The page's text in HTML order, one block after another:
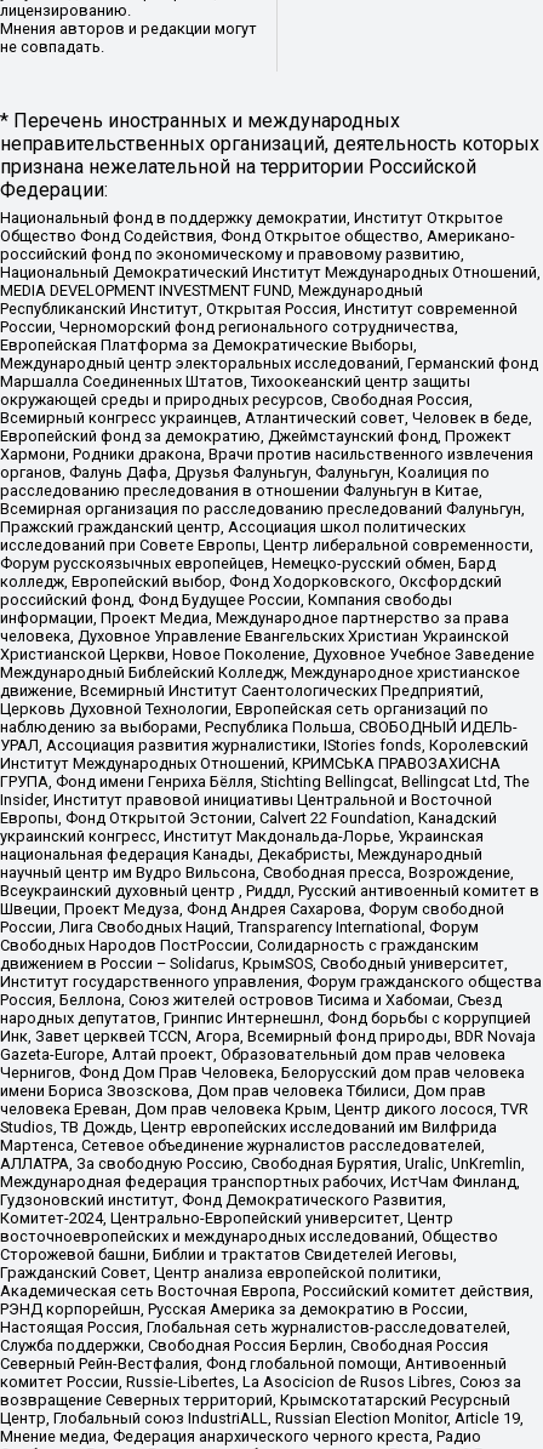
лицензированию.
Мнения авторов и редакции могут
не совпадать.
* Перечень иностранных и международных
неправительственных организаций, деятельность которых
признана нежелательной на территории Российской
Федерации:
Национальный фонд в поддержку демократии, Институт Открытое
Общество Фонд Содействия, Фонд Открытое общество, Американо-
российский фонд по экономическому и правовому развитию,
Национальный Демократический Институт Международных Отношений,
MEDIA DEVELOPMENT INVESTMENT FUND, Международный
Республиканский Институт, Открытая Россия, Институт современной
России, Черноморский фонд регионального сотрудничества,
Европейская Платформа за Демократические Выборы,
Международный центр электоральных исследований, Германский фонд
Маршалла Соединенных Штатов, Тихоокеанский центр защиты
окружающей среды и природных ресурсов, Свободная Россия,
Всемирный конгресс украинцев, Атлантический совет, Человек в беде,
Европейский фонд за демократию, Джеймстаунский фонд, Прожект
Хармони, Родники дракона, Врачи против насильственного извлечения
органов, Фалунь Дафа, Друзья Фалуньгун, Фалуньгун, Коалиция по
расследованию преследования в отношении Фалуньгун в Китае,
Всемирная организация по расследованию преследований Фалуньгун,
Пражский гражданский центр, Ассоциация школ политических
исследований при Совете Европы, Центр либеральной современности,
Форум русскоязычных европейцев, Немецко-русский обмен, Бард
колледж, Европейский выбор, Фонд Ходорковского, Оксфордский
российский фонд, Фонд Будущее России, Компания свободы
информации, Проект Медиа, Международное партнерство за права
человека, Духовное Управление Евангельских Христиан Украинской
Христианской Церкви, Новое Поколение, Духовное Учебное Заведение
Международный Библейский Колледж, Международное христианское
движение, Всемирный Институт Саентологических Предприятий,
Церковь Духовной Технологии, Европейская сеть организаций по
наблюдению за выборами, Республика Польша, СВОБОДНЫЙ ИДЕЛЬ-
УРАЛ, Ассоциация развития журналистики, IStories fonds, Королевский
Институт Международных Отношений, КРИМСЬКА ПРАВОЗАХИСНА
ГРУПА, Фонд имени Генриха Бёлля, Stichting Bellingcat, Bellingcat Ltd, The
Insider, Институт правовой инициативы Центральной и Восточной
Европы, Фонд Открытой Эстонии, Calvert 22 Foundation, Канадский
украинский конгресс, Институт Макдональда-Лорье, Украинская
национальная федерация Канады, Декабристы, Международный
научный центр им Вудро Вильсона, Свободная пресса, Возрождение,
Всеукраинский духовный центр , Риддл, Русский антивоенный комитет в
Швеции, Проект Медуза, Фонд Андрея Сахарова, Форум свободной
России, Лига Свободных Наций, Transparеncy International, Форум
Свободных Народов ПостРоссии, Солидарность с гражданским
движением в России – Solidarus, КрымSOS, Свободный университет,
Институт государственного управления, Форум гражданского общества
Россия, Беллона, Союз жителей островов Тисима и Хабомаи, Съезд
народных депутатов, Гринпис Интернешнл, Фонд борьбы с коррупцией
Инк, Завет церквей TCCN, Агора, Всемирный фонд природы, BDR Novaja
Gazeta-Europe, Алтай проект, Образовательный дом прав человека
Чернигов, Фонд Дом Прав Человека, Белорусский дом прав человека
имени Бориса Звозскова, Дом прав человека Тбилиси, Дом прав
человека Ереван, Дом прав человека Крым, Центр дикого лосося, TVR
Studios, ТВ Дождь, Центр европейских исследований им Вилфрида
Мартенса, Сетевое объединение журналистов расследователей,
АЛЛАТРА, За свободную Россию, Свободная Бурятия, Uralic, UnKremlin,
Международная федерация транспортных рабочих, ИстЧам Финланд,
Гудзоновский институт, Фонд Демократического Развития,
Комитет-2024, Центрально-Европейский университет, Центр
восточноевропейских и международных исследований, Общество
Сторожевой башни, Библии и трактатов Свидетелей Иеговы,
Гражданский Совет, Центр анализа европейской политики,
Академическая сеть Восточная Европа, Российский комитет действия,
РЭНД корпорейшн, Русская Америка за демократию в России,
Настоящая Россия, Глобальная сеть журналистов-расследователей,
Служба поддержки, Свободная Россия Берлин, Свободная Россия
Северный Рейн-Вестфалия, Фонд глобальной помощи, Антивоенный
комитет России, Russie-Libertes, La Asocicion de Rusos Libres, Союз за
возвращение Северных территорий, Крымскотатарский Ресурсный
Центр, Глобальный союз IndustriALL, Russian Election Monitor, Article 19,
Мнение медиа, Федерация анархического черного креста, Радио